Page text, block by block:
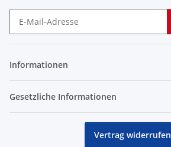
Informationen
Gesetzliche Informationen
Vertrag widerrufen